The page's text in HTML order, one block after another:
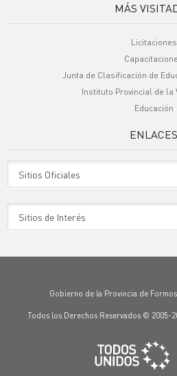
MÁS
Licitaciones
Junta de Clasificación de
Instituto Provincial de la
Educación
ENLACES
Gobierno de la Provincia de
Todos los Derechos Reservados © 2005-